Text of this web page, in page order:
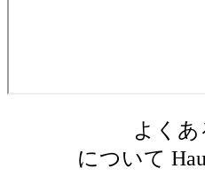
よくあ
について